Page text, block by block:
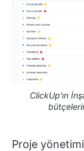
ClickUp'ın
Proje